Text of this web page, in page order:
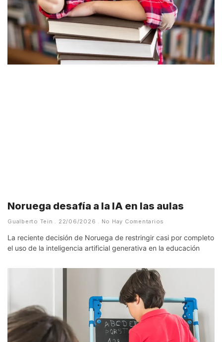
Noruega desafía a la IA en las aulas
Gualberto Tein 22/06/2026 No Hay Comentarios
La reciente decisión de Noruega de restringir casi por completo
el uso de la inteligencia artificial generativa en la educación